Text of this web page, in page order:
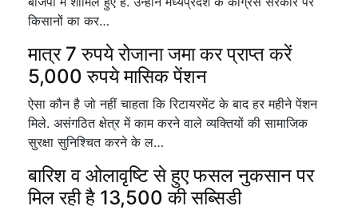
किसानों का कर…
मात्र 7 रुपये रोजाना जमा कर प्राप्त करें
5,000 रुपये मासिक पेंशन
ऐसा कौन है जो नहीं चाहता कि रिटायरमेंट के बाद हर महीने पेंशन
मिले. असंगठित क्षेत्र में काम करने वाले व्यक्तियों की सामाजिक
सुरक्षा सुनिश्चित करने के ल…
बारिश व ओलावृष्टि से हुए फसल नुकसान पर
मिल रही है 13,500 की सब्सिडी